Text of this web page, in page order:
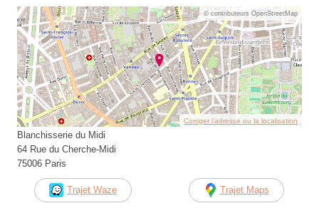
© contributeurs OpenStreetMap
Corriger l’adresse ou la localisation
Blanchisserie du Midi
64 Rue du Cherche-Midi
75006 Paris
Trajet Waze Trajet Maps